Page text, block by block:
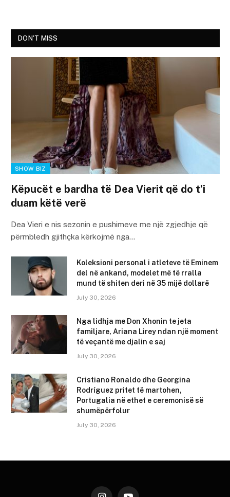
DON'T MISS
SHOW BIZ
Këpucët e bardha të Dea Vierit që do t’i
duam këtë verë
Dea Vieri e nis sezonin e pushimeve me një zgjedhje që
përmbledh gjithçka kërkojmë nga…
Koleksioni personal i atleteve të Eminem
del në ankand, modelet më të rralla
mund të shiten deri në 35 mijë dollarë
July 30, 2026
Nga lidhja me Don Xhonin te jeta
familjare, Ariana Lirey ndan një moment
të veçantë me djalin e saj
July 30, 2026
Cristiano Ronaldo dhe Georgina
Rodríguez pritet të martohen,
Portugalia në ethet e ceremonisë së
shumëpërfolur
July 30, 2026